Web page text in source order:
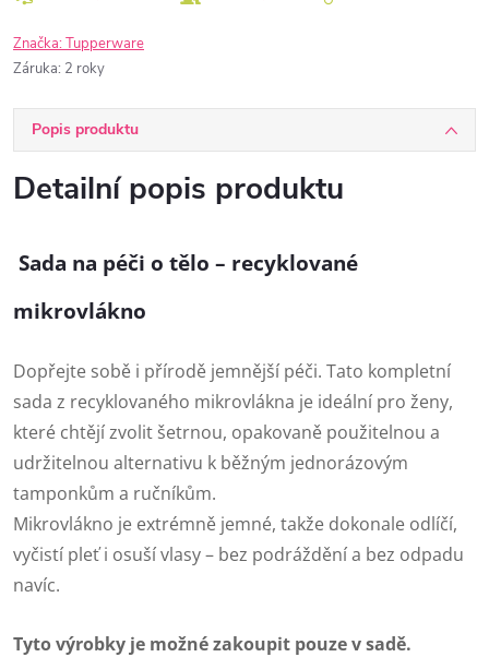
Značka:Tupperware
Záruka: 2 roky
Popis produktu
Detailní popis produktu
Sada na péči o tělo – recyklované
mikrovlákno
Dopřejte sobě i přírodě jemnější péči. Tato kompletní
sada z recyklovaného mikrovlákna je ideální pro ženy,
které chtějí zvolit šetrnou, opakovaně použitelnou a
udržitelnou alternativu k běžným jednorázovým
tamponkům a ručníkům.
Mikrovlákno je extrémně jemné, takže dokonale odlíčí,
vyčistí pleť i osuší vlasy – bez podráždění a bez odpadu
navíc.
Tyto výrobky je možné zakoupit pouze v sadě.